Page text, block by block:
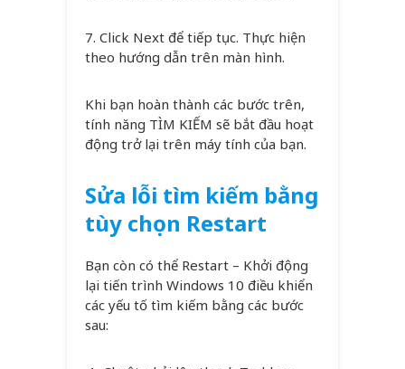
7. Click Next để tiếp tục. Thực hiện
theo hướng dẫn trên màn hình.
Khi bạn hoàn thành các bước trên,
tính năng TÌM KIẾM sẽ bắt đầu hoạt
động trở lại trên máy tính của bạn.
Sửa lỗi tìm kiếm bằng
tùy chọn Restart
Bạn còn có thể Restart – Khởi động
lại tiến trình Windows 10 điều khiển
các yếu tố tìm kiếm bằng các bước
sau: